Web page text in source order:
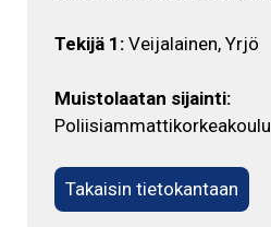
Tekijä 1: Veijalainen, Yrjö
Muistolaatan sijainti:
Poliisiammattikorkeakoulu
Takaisin tietokantaan